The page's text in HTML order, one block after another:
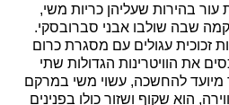
עור בהירות שעליהן כריות משי,
שבה שולבו אבני סברובסקי.
זכוכית עגולים עם מסגרת כרום
את הוויטרינות הגדולות שתי
מיועד להחשכה, עשוי משי במרקם
הוא שקוף ושזור כולו בפנינים